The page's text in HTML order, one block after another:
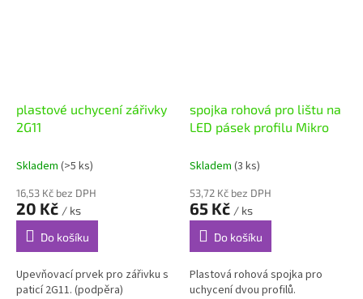
plastové uchycení zářivky
2G11
Skladem (>5 ks)
16,53 Kč bez DPH
20 Kč / ks
Do košíku
Upevňovací prvek pro zářivku s
paticí 2G11. (podpěra)
spojka rohová pro lištu na
LED pásek profilu Mikro
Skladem (3 ks)
53,72 Kč bez DPH
65 Kč / ks
Do košíku
Plastová rohová spojka pro
uchycení dvou profilů.